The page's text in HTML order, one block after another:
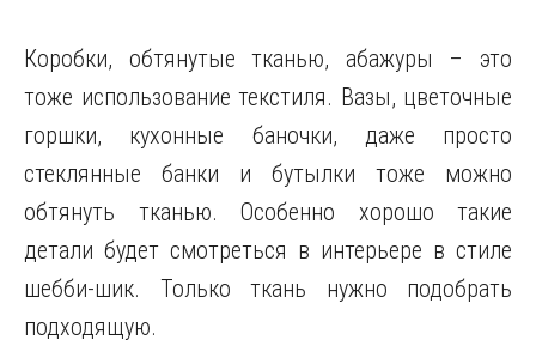
Коробки, обтянутые тканью, абажуры – это
тоже использование текстиля. Вазы, цветочные
горшки, кухонные баночки, даже просто
стеклянные банки и бутылки тоже можно
обтянуть тканью. Особенно хорошо такие
детали будет смотреться в интерьере в стиле
шебби-шик. Только ткань нужно подобрать
подходящую.